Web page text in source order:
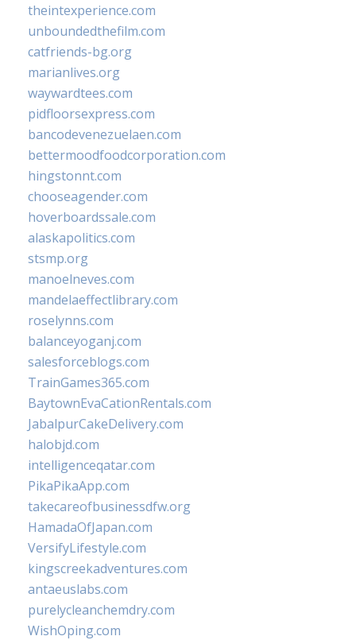
theintexperience.com
unboundedthefilm.com
catfriends-bg.org
marianlives.org
waywardtees.com
pidfloorsexpress.com
bancodevenezuelaen.com
bettermoodfoodcorporation.com
hingstonnt.com
chooseagender.com
hoverboardssale.com
alaskapolitics.com
stsmp.org
manoelneves.com
mandelaeffectlibrary.com
roselynns.com
balanceyoganj.com
salesforceblogs.com
TrainGames365.com
BaytownEvaCationRentals.com
JabalpurCakeDelivery.com
halobjd.com
intelligenceqatar.com
PikaPikaApp.com
takecareofbusinessdfw.org
HamadaOfJapan.com
VersifyLifestyle.com
kingscreekadventures.com
antaeuslabs.com
purelycleanchemdry.com
WishOping.com